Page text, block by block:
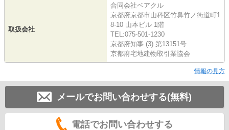
取扱会社
合同会社ベアクル
京都府京都市山科区竹鼻竹ノ街道町1
8-10 山本ビル 1階
TEL:075-501-1230
京都府知事 (3) 第13151号
京都府宅地建物取引業協会
情報の見方
メールでお問い合わせする(無料)
電話でお問い合わせする